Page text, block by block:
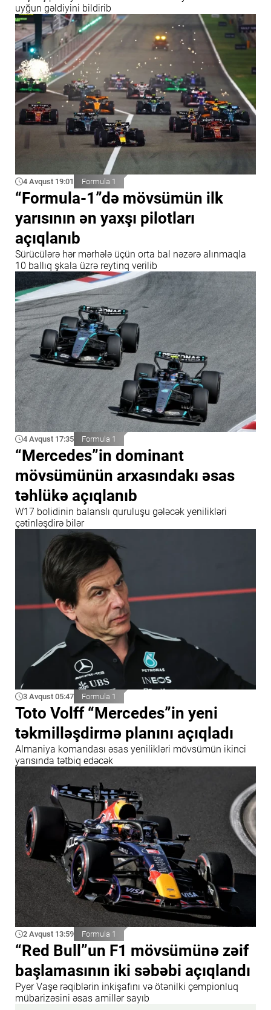
uyğun gəldiyini bildirib
4 Avqust 19:01 Formula 1
“Formula-1”də mövsümün ilk
yarısının ən yaxşı pilotları
açıqlanıb
Sürücülərə hər mərhələ üçün orta bal nəzərə alınmaqla
10 ballıq şkala üzrə reytinq verilib
4 Avqust 17:35 Formula 1
“Mercedes”in dominant
mövsümünün arxasındakı əsas
təhlükə açıqlanıb
W17 bolidinin balanslı quruluşu gələcək yenilikləri
çətinləşdirə bilər
3 Avqust 05:47 Formula 1
Toto Volff “Mercedes”in yeni
təkmilləşdirmə planını açıqladı
Almaniya komandası əsas yenilikləri mövsümün ikinci
yarısında tətbiq edəcək
2 Avqust 13:59 Formula 1
“Red Bull”un F1 mövsümünə zəif
başlamasının iki səbəbi açıqlandı
Pyer Vaşe rəqiblərin inkişafını və ötənilki çempionluq
mübarizəsini əsas amillər sayıb